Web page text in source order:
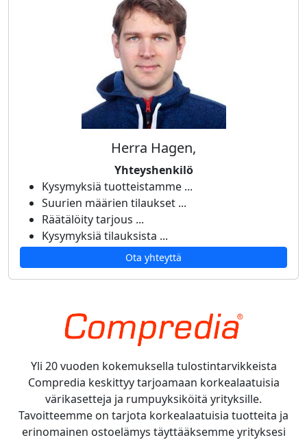
Herra Hagen,
Yhteyshenkilö
Kysymyksiä tuotteistamme ...
Suurien määrien tilaukset ...
Räätälöity tarjous ...
Kysymyksiä tilauksista ...
Ota yhteyttä
Yli 20 vuoden kokemuksella tulostintarvikkeista
Compredia keskittyy tarjoamaan korkealaatuisia
värikasetteja ja rumpuyksiköitä yrityksille.
Tavoitteemme on tarjota korkealaatuisia tuotteita ja
erinomainen ostoelämys täyttääksemme yrityksesi